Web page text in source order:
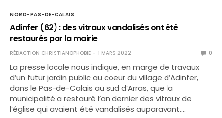
NORD-PAS-DE-CALAIS
Adinfer (62) : des vitraux vandalisés ont été
restaurés par la mairie
RÉDACTION CHRISTIANOPHOBIE 1 MARS 2022 0
La presse locale nous indique, en marge de travaux
d’un futur jardin public au coeur du village d’Adinfer,
dans le Pas-de-Calais au sud d’Arras, que la
municipalité a restauré l’an dernier des vitraux de
l’église qui avaient été vandalisés auparavant.…